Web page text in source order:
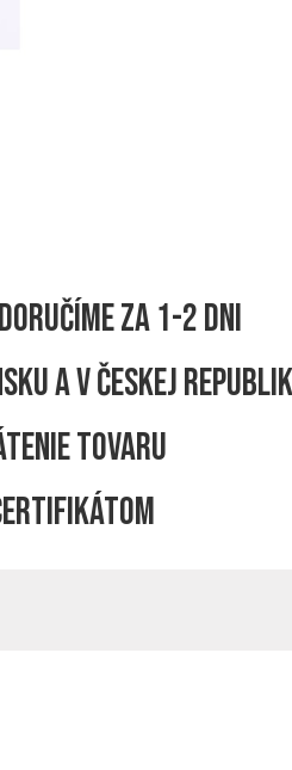
za 1-2 dni
a v Českej
tovaru
certifikátom